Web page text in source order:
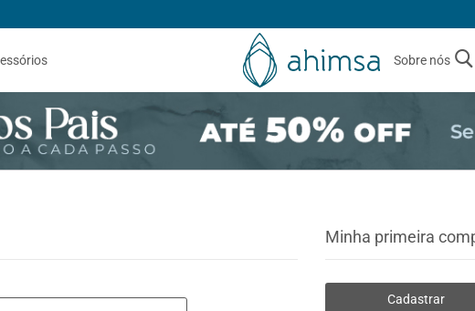
Sobre nós
Minha primeira
Cadastrar